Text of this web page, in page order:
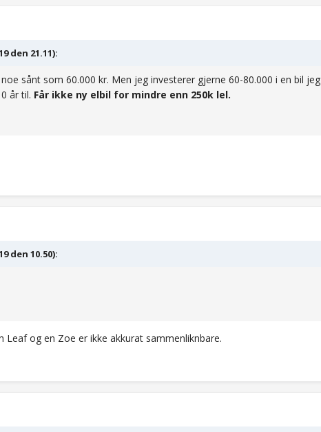
den 21.11):
sånt som 60.000 kr. Men jeg investerer gjerne 60-80.000 i en bil jeg
år til. Får ikke ny elbil for mindre enn 250k lel.
den 10.50):
og en Zoe er ikke akkurat sammenliknbare.